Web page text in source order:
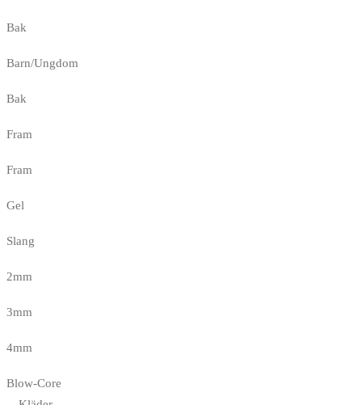
Bak
Barn/Ungdom
Bak
Fram
Fram
Gel
Slang
2mm
3mm
4mm
Blow-Core